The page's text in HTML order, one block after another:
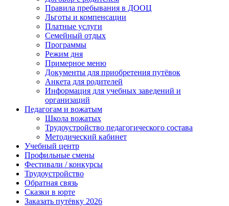
Правила пребывания в ДООЦ
Льготы и компенсации
Платные услуги
Семейный отдых
Программы
Режим дня
Примерное меню
Документы для приобретения путёвок
Анкета для родителей
Информация для учебных заведений и
организаций
Педагогам и вожатым
Школа вожатых
Трудоустройство педагогического состава
Методический кабинет
Учебный центр
Профильные смены
Фестивали / конкурсы
Трудоустройство
Обратная связь
Сказки в юрте
Заказать путёвку 2026